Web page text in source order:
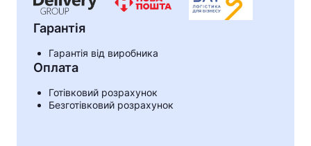
Кошик
Гарантія
Гарантія від виробника
Оплата
Готівковий розрахунок
Безготівковий розрахунок